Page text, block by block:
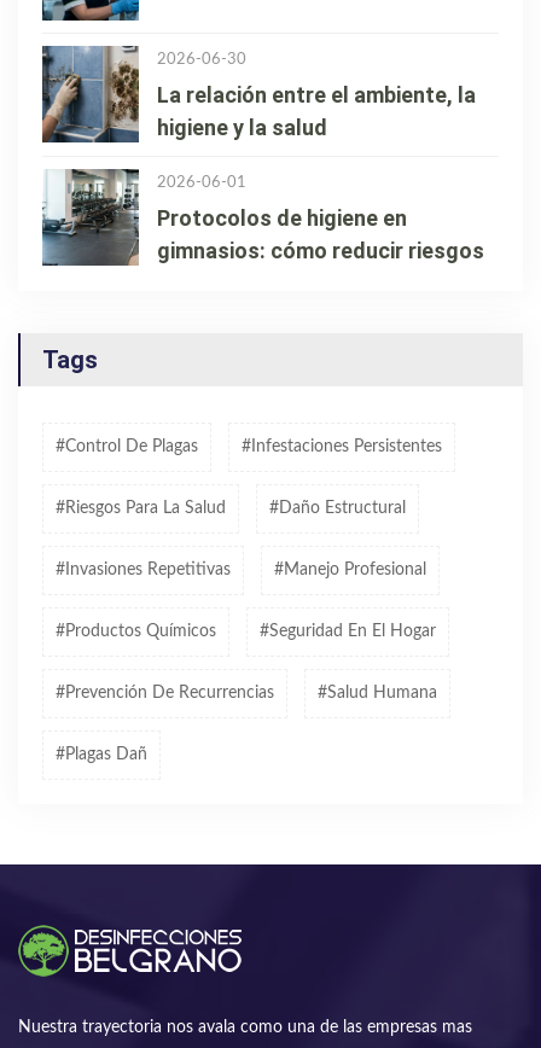
2026-06-30
La relación entre el ambiente, la
higiene y la salud
2026-06-01
Protocolos de higiene en
gimnasios: cómo reducir riesgos
Tags
#control De Plagas #infestaciones Persistentes
#riesgos Para La Salud #daño Estructural
#invasiones Repetitivas #manejo Profesional
#productos Químicos #seguridad En El Hogar
#prevención De Recurrencias #salud Humana
#plagas Dañ
Nuestra trayectoria nos avala como una de las empresas mas